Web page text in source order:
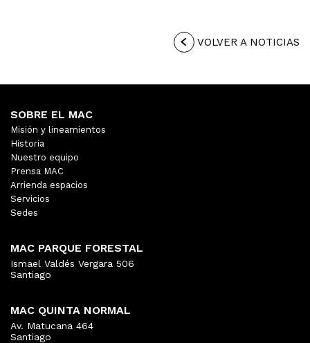
VOLVER A NOTICIAS
SOBRE EL MAC
Misión y lineamientos
Historia
Nuestro equipo
Prensa MAC
Arrienda espacios
Servicios
Sedes
MAC PARQUE FORESTAL
Ismael Valdés Vergara 506
Santiago
MAC QUINTA NORMAL
Av. Matucana 464
Santiago